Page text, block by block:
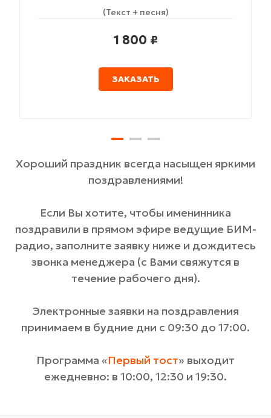
(Текст + песня)
1 800 ₽
ЗАКАЗАТЬ
Хороший праздник всегда насыщен яркими
поздравлениями!
Если Вы хотите, чтобы именинника
поздравили в прямом эфире ведущие БИМ-
радио, заполните заявку ниже и дождитесь
звонка менеджера (с Вами свяжутся в
течение рабочего дня).
Электронные заявки на поздравления
принимаем в будние дни с 09:30 до 17:00.
Программа «Первый тост» выходит
ежедневно: в 10:00, 12:30 и 19:30.